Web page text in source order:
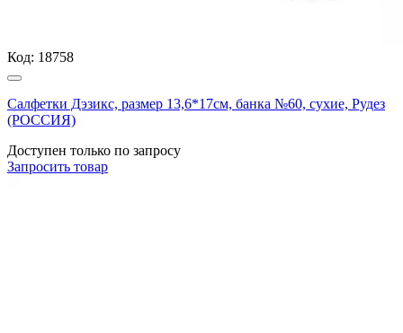
Код: 18758
Салфетки Дэзикс, размер 13,6*17см, банка №60, сухие, Рудез
(РОССИЯ)
Доступен только по запросу
Запросить товар